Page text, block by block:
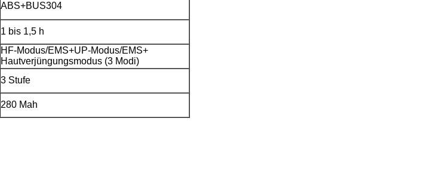
ABS+BUS304
1 bis 1,5 h
HF-Modus/EMS+UP-Modus/EMS+
Hautverjüngungsmodus (3 Modi)
3 Stufe
280 Mah